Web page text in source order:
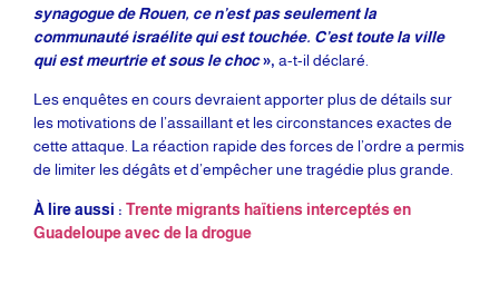
synagogue de Rouen, ce n’est pas seulement la
communauté israélite qui est touchée. C’est toute la ville
qui est meurtrie et sous le choc», a-t-il déclaré.
Les enquêtes en cours devraient apporter plus de détails sur
les motivations de l’assaillant et les circonstances exactes de
cette attaque. La réaction rapide des forces de l’ordre a permis
de limiter les dégâts et d’empêcher une tragédie plus grande.
À lire aussi : Trente migrants haïtiens interceptés en
Guadeloupe avec de la drogue